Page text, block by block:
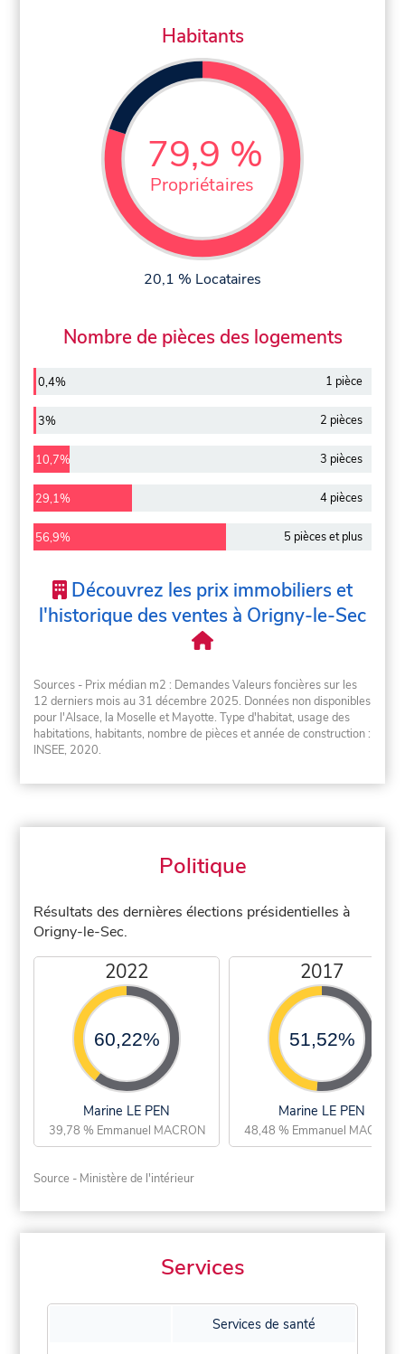
Habitants
79,9 %
Propriétaires
20,1 % Locataires
Nombre de pièces des logements
0,4% 1 pièce
3% 2 pièces
10,7% 3 pièces
29,1% 4 pièces
56,9% 5 pièces et plus
Découvrez les prix immobiliers et
l'historique des ventes à Origny-le-Sec
Sources - Prix médian m2 : Demandes Valeurs foncières sur les
12 derniers mois au 31 décembre 2025. Données non disponibles
pour l'Alsace, la Moselle et Mayotte. Type d'habitat, usage des
habitations, habitants, nombre de pièces et année de construction :
INSEE, 2020.
Politique
Résultats des dernières élections présidentielles à
Origny-le-Sec.
2022
60,22%
Marine LE PEN
39,78 % Emmanuel MACRON
2017
51,52%
Marine LE PEN
48,48 % Emmanuel MACRON
Source - Ministère de l'intérieur
Services
Services de santé